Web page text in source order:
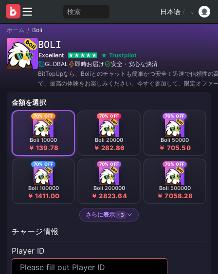
検索 日本语 /
ホーム / Boli
BOLI
Excellent
Trustpilot
GLOBAL
即時お届け
安全・安心な決済
BitTopUpなら、Boliとのチャットも簡単かつ安全！迅速で信頼性の
で、最高の体験をお楽しみください。今すぐ参加して、限定オファ
金額を選択
70% OFF
Boli 10000
￥ 139.78
70% OFF
Boli 20000
￥ 282.86
70% OFF
Boli 50000
￥ 705.50
70% OFF
Boli 100000
￥ 1411.00
70% OFF
Boli 200000
￥ 2823.64
70% OFF
Boli 500000
￥ 7058.28
さらに表示 +3
チャージ情報
Player ID